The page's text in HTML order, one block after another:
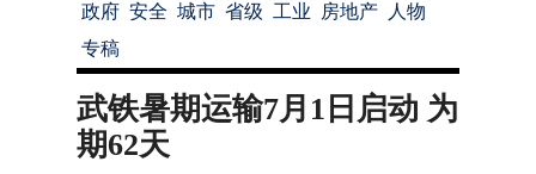
政府 安全 城市 省级 工业 房地产
人物
专稿
武铁暑期运输7月1日启动 为
期62天